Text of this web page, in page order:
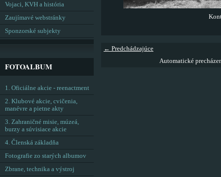
← Predchádzajúce
Automatické
Vojaci, KVH a história
Zaujímavé webstránky
Sponzorské subjekty
FOTOALBUM
1. Oficiálne akcie - reenactment
2. Klubové akcie, cvičenia,
manévre a pietne akty
3. Zahraničné misie, múzeá,
burzy a súvisiace akcie
4. Členská základňa
Fotografie zo starých albumov
Zbrane, technika a výstroj